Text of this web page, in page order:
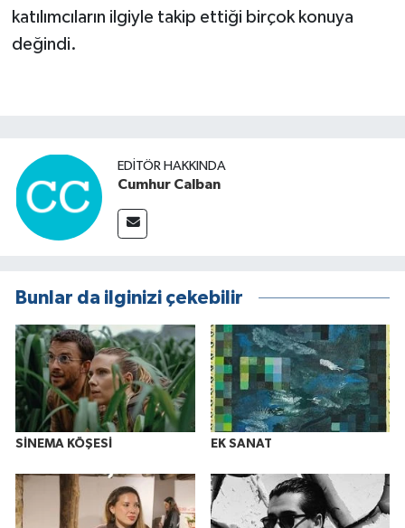
katılımcıların ilgiyle takip ettiği birçok konuya
değindi.
EDITÖR HAKKINDA
Cumhur Calban
Bunlar da ilginizi çekebilir
SİNEMA KÖŞESİ EK SANAT